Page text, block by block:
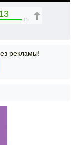
15
рекламы!